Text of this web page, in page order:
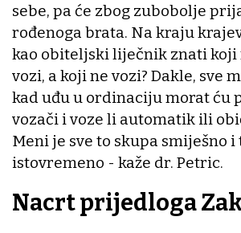
sebe, pa će zbog zubobolje
rođenoga brata. Na kraju
kao obiteljski liječnik znati
vozi, a koji ne vozi? Dakle, sve
kad uđu u ordinaciju morat ću
vozači i voze li automatik ili
Meni je sve to skupa smiješno i
istovremeno - kaže dr. Petric.
Nacrt prijedloga